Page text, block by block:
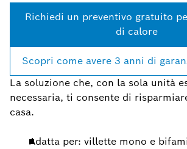
Richiedi un preventivo gratuito
di calore
Scopri come avere 3 anni di
La soluzione che, con la sola unità
necessaria, ti consente di
casa.
Adatta per: villette mono e